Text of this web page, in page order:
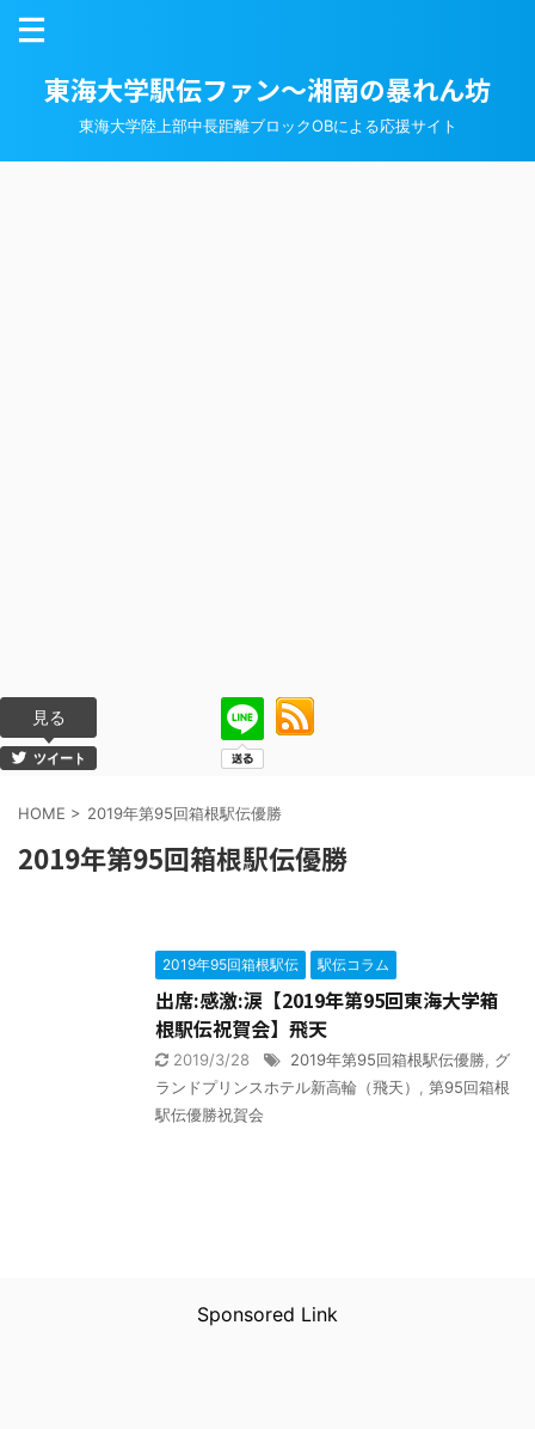
東海大学駅伝ファン～湘南の暴れん坊
東海大学陸上部中長距離ブロックOBによる応援サイト
見る
ツイート
HOME > 2019年第95回箱根駅伝優勝
2019年第95回箱根駅伝優勝
2019年95回箱根駅伝 駅伝コラム
出席:感激:涙【2019年第95回東海大学箱
根駅伝祝賀会】飛天
2019/3/28 2019年第95回箱根駅伝優勝
グ
ランドプリンスホテル新高輪（飛天）
第95回箱根
駅伝優勝祝賀会
Sponsored Link